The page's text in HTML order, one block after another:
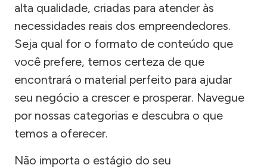
alta qualidade, criadas para atender às
necessidades reais dos empreendedores.
Seja qual for o formato de conteúdo que
você prefere, temos certeza de que
encontrará o material perfeito para ajudar
seu negócio a crescer e prosperar. Navegue
por nossas categorias e descubra o que
temos a oferecer.
Não importa o estágio do seu